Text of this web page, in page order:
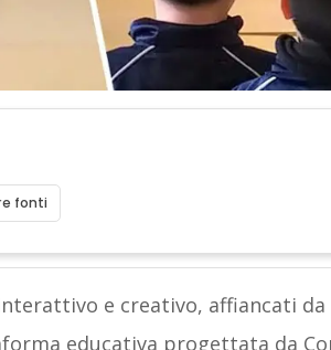
fonti
e creativo, affiancati da
educativa progettata da